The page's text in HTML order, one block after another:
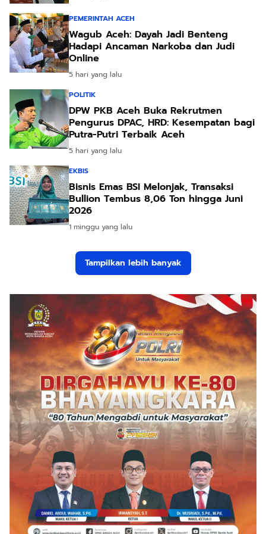
PEMERINTAH ACEH
Wagub Aceh: Dayah Jadi Benteng
Hadapi Ancaman Narkoba dan Judi
Online
5 hari yang lalu
POLITIK
DPW PKB Aceh Buka Rekrutmen
Pengurus DPAC, HRD: Kesempatan bagi
Putra-Putri Terbaik Aceh
5 hari yang lalu
EKBIS
Bisnis Emas BSI Melonjak, Transaksi
Bullion Tembus 8,06 Ton hingga Juni
2026
1 minggu yang lalu
Tampilkan lebih banyak